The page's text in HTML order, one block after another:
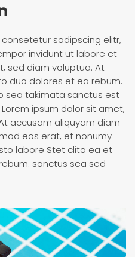
sadipscing elitr,
invidunt ut labore et
sed diam voluptua. At
duo dolores et ea rebum.
sea takimata sanctus est
ipsum dolor sit amet,
accusam aliquyam diam
eos erat, et nonumy
labore Stet clita ea et
sanctus sea sed